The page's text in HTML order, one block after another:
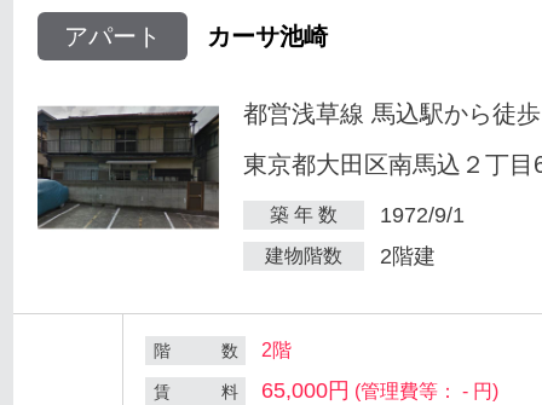
アパート カーサ池崎
都営浅草線 馬込駅から徒
東京都大田区南馬込２丁目
築 年 数 1972/9/1
建物階数 2階建
階 数 2階
賃 料 65,000円 (管理費等： - 円)